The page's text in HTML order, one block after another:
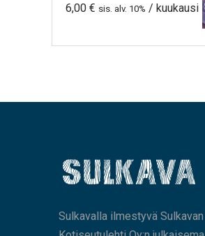
6,00 € sis. alv. 10% / kuukausi
Sulkavalla ilmestyvä Sulkavan